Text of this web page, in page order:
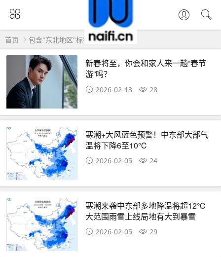
首页 包含"东北地区"标签的文章
新春将至，你会和家人来一趟“春节
游”吗？
2026-02-13 28
寒潮+大风蓝色预警！中东部大部气
温将下降6至10℃
2026-02-05 24
寒潮来袭中东部多地降温将超12℃
大范围雨雪上线局地有大到暴雪
2026-02-05 29